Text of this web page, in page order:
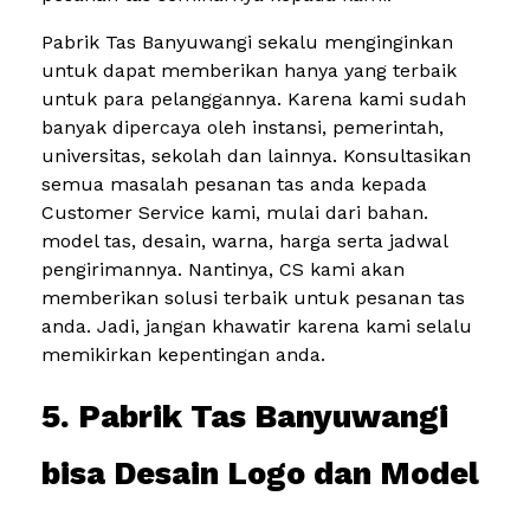
Pabrik Tas Banyuwangi sekalu menginginkan
untuk dapat memberikan hanya yang terbaik
untuk para pelanggannya. Karena kami sudah
banyak dipercaya oleh instansi, pemerintah,
universitas, sekolah dan lainnya. Konsultasikan
semua masalah pesanan tas anda kepada
Customer Service kami, mulai dari bahan.
model tas, desain, warna, harga serta jadwal
pengirimannya. Nantinya, CS kami akan
memberikan solusi terbaik untuk pesanan tas
anda. Jadi, jangan khawatir karena kami selalu
memikirkan kepentingan anda.
5. Pabrik Tas Banyuwangi
bisa Desain Logo dan Model